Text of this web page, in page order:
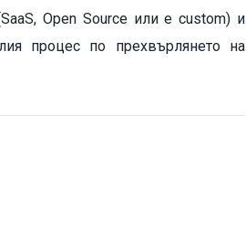
Open Source или е custom) и
процес по прехвърлянето на